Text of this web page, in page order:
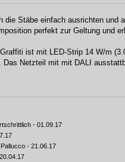
die Stäbe einfach ausrichten und
perfekt zur Geltung und
ist mit LED-Strip 14 W/m
Netzteil mit mit DALI
- 01.09.17
- 21.06.17